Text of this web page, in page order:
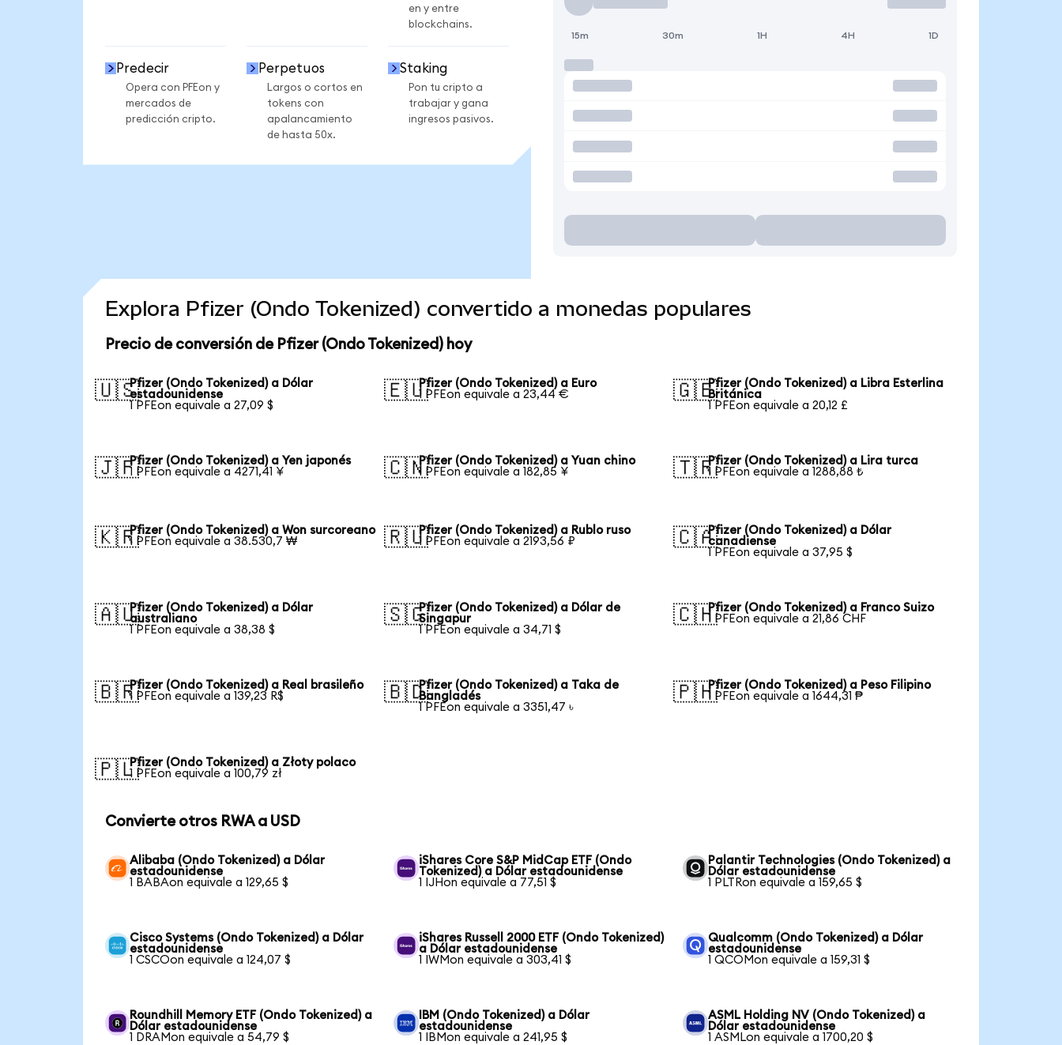
en y entre
blockchains.
Predecir
Opera con PFEon y
mercados de
predicción cripto.
Perpetuos
Largos o cortos en
tokens con
apalancamiento
de hasta 50x.
Staking
Pon tu cripto a
trabajar y gana
ingresos pasivos.
15m 30m 1H 4H 1D
Explora Pfizer (Ondo Tokenized) convertido a monedas populares
Precio de conversión de Pfizer (Ondo Tokenized) hoy
🇺🇸Pfizer (Ondo Tokenized) a Dólar
estadounidense
1 PFEon equivale a 27,09 $
🇪🇺Pfizer (Ondo Tokenized) a Euro
1 PFEon equivale a 23,44 €
🇬🇧Pfizer (Ondo Tokenized) a Libra Esterlina
Británica
1 PFEon equivale a 20,12 £
🇯🇵Pfizer (Ondo Tokenized) a Yen japonés
1 PFEon equivale a 4271,41 ¥
🇨🇳Pfizer (Ondo Tokenized) a Yuan chino
1 PFEon equivale a 182,85 ¥
🇹🇷Pfizer (Ondo Tokenized) a Lira turca
1 PFEon equivale a 1288,88 ₺
🇰🇷Pfizer (Ondo Tokenized) a Won surcoreano
1 PFEon equivale a 38.530,7 ₩
🇷🇺Pfizer (Ondo Tokenized) a Rublo ruso
1 PFEon equivale a 2193,56 ₽
🇨🇦Pfizer (Ondo Tokenized) a Dólar
canadiense
1 PFEon equivale a 37,95 $
🇦🇺Pfizer (Ondo Tokenized) a Dólar
australiano
1 PFEon equivale a 38,38 $
🇸🇬Pfizer (Ondo Tokenized) a Dólar de
Singapur
1 PFEon equivale a 34,71 $
🇨🇭Pfizer (Ondo Tokenized) a Franco Suizo
1 PFEon equivale a 21,86 CHF
🇧🇷Pfizer (Ondo Tokenized) a Real brasileño
1 PFEon equivale a 139,23 R$
🇧🇩Pfizer (Ondo Tokenized) a Taka de
Bangladés
1 PFEon equivale a 3351,47 ৳
🇵🇭Pfizer (Ondo Tokenized) a Peso Filipino
1 PFEon equivale a 1644,31 ₱
🇵🇱Pfizer (Ondo Tokenized) a Złoty polaco
1 PFEon equivale a 100,79 zł
Convierte otros RWA a USD
Alibaba (Ondo Tokenized) a Dólar
estadounidense
1 BABAon equivale a 129,65 $
iShares Core S&P MidCap ETF (Ondo
Tokenized) a Dólar estadounidense
1 IJHon equivale a 77,51 $
Palantir Technologies (Ondo Tokenized) a
Dólar estadounidense
1 PLTRon equivale a 159,65 $
Cisco Systems (Ondo Tokenized) a Dólar
estadounidense
1 CSCOon equivale a 124,07 $
iShares Russell 2000 ETF (Ondo Tokenized)
a Dólar estadounidense
1 IWMon equivale a 303,41 $
Qualcomm (Ondo Tokenized) a Dólar
estadounidense
1 QCOMon equivale a 159,31 $
Roundhill Memory ETF (Ondo Tokenized) a
Dólar estadounidense
1 DRAMon equivale a 54,79 $
IBM (Ondo Tokenized) a Dólar
estadounidense
1 IBMon equivale a 241,95 $
ASML Holding NV (Ondo Tokenized) a
Dólar estadounidense
1 ASMLon equivale a 1700,20 $